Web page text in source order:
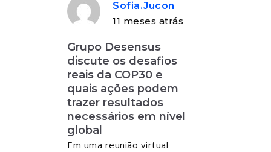
Sofia.jucon
11 meses atrás
Grupo Desensus
discute os desafios
reais da COP30 e
quais ações podem
trazer resultados
necessários em nível
global
Em uma reunião virtual